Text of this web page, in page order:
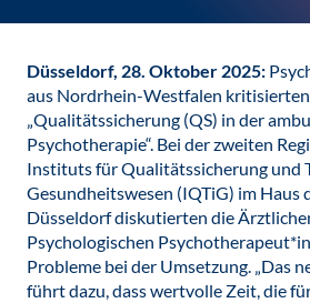
Düsseldorf, 28. Oktober 2025:
aus Nordrhein-Westfalen
„Qualitätssicherung (QS) in der
Psychotherapie“. Bei der zweiten
Instituts für Qualitätssicherung und
Gesundheitswesen (IQTiG) im Haus
Düsseldorf diskutierten die
Psychologischen
Probleme bei der Umsetzung. „Das
führt dazu, dass wertvolle Zeit, die